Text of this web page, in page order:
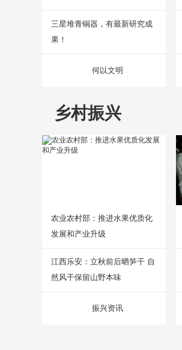
三星堆青铜器，有最新研究成
果！
何以文明
乡村振兴
农业农村部：推进水果优质化
发展和产业升级
江西乐安：立秋前后晒笋干 自
然风干保留山野本味
振兴资讯